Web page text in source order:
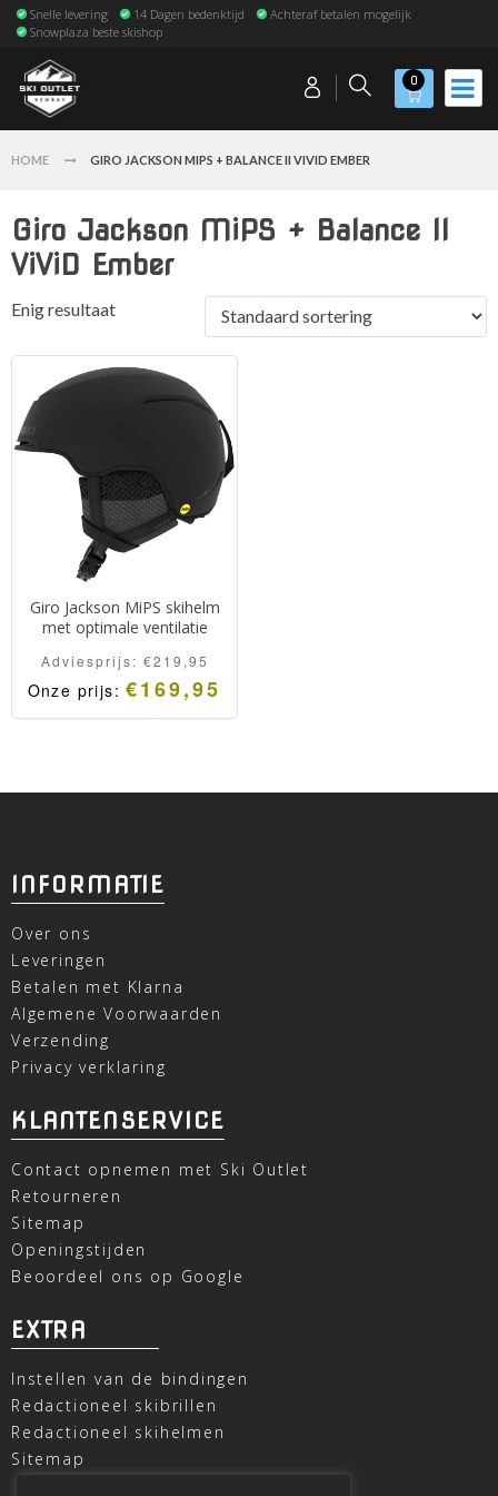
Snelle levering 14 Dagen bedenktijd
Achteraf betalen mogelijk
Snowplaza beste skishop
0
HOME GIRO JACKSON MIPS + BALANCE II VIVID EMBER
Giro Jackson MiPS + Balance II
ViViD Ember
Enig resultaat
Giro Jackson MiPS skihelm
met optimale ventilatie
Adviesprijs: €219,95
Onze prijs:€169,95
INFORMATIE
Over ons
Leveringen
Betalen met Klarna
Algemene Voorwaarden
Verzending
Privacy verklaring
KLANTENSERVICE
Contact opnemen met Ski Outlet
Retourneren
Sitemap
Openingstijden
Beoordeel ons op Google
EXTRA
Instellen van de bindingen
Redactioneel skibrillen
Redactioneel skihelmen
Sitemap